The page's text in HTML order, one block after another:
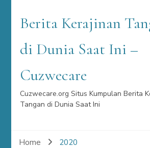
Berita Kerajinan
di Dunia Saat Ini –
Cuzwecare
Cuzwecare.org Situs Kumpulan Berita
Tangan di Dunia Saat Ini
Home 2020